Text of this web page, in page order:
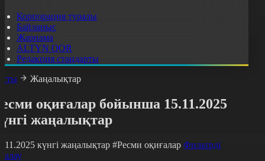
Корпорация туралы
Байланыс
Жарнама
ALTYN QOR
Редакция стандарты
Жаңалықтар
оқиғалар бойынша 15.11.2025
жаңалықтар
күнгі жаңалықтар #Ресми оқиғалар Фильтрді